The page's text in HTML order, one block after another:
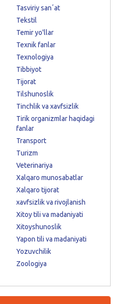
Tasviriy sanʼat
Tekstil
Temir yo'llar
Texnik fanlar
Texnologiya
Tibbiyot
Tijorat
Tilshunoslik
Tinchlik va xavfsizlik
Tirik organizmlar haqidagi
fanlar
Transport
Turizm
Veterinariya
Xalqaro munosabatlar
Xalqaro tijorat
xavfsizlik va rivojlanish
Xitoy tili va madaniyati
Xitoyshunoslik
Yapon tili va madaniyati
Yozuvchilik
Zoologiya